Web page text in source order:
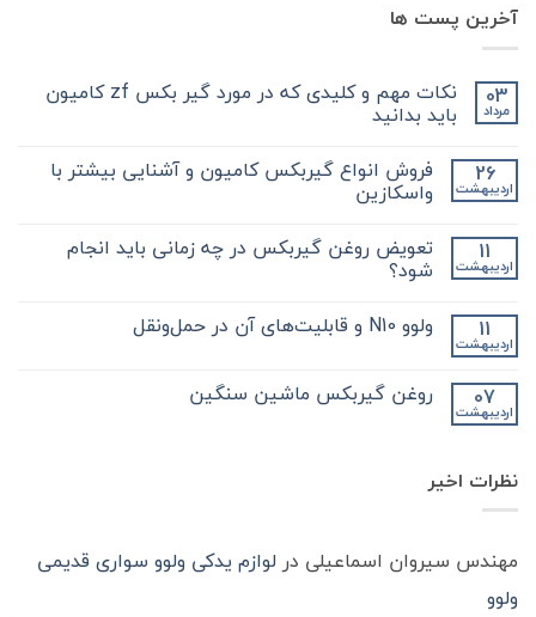
آخرین پست ها
03
مرداد
نکات مهم و کلیدی که در مورد گیر بکس zf کامیون
باید بدانید
دیدگاهی
نکات
مهم
کلیدی
در
مورد
بکس
کامیون
باید
نشده 26
اردیبهشت
فروش انواع گیربکس کامیون و آشنایی بیشتر با
واسکازین
برای
فروش
انواع
و
آشنایی
واسکازین
ثبت
نشده 11
اردیبهشت
تعویض روغن گیربکس در چه زمانی باید انجام
شود؟
برای
تعویض
در
چه
ثبت
نشده 11
اردیبهشت
ولوو N10 و قابلیت‌های آن در حمل‌ونقل
ولوو
N10
حمل‌ونقل
ثبت
نشده 07
اردیبهشت
روغن گیربکس ماشین سنگین
گیربکس
ماشیننظرات اخیر
مهندس سیروان اسماعیلی در لوازم یدکی ولوو سواری قدیمی
ولوو